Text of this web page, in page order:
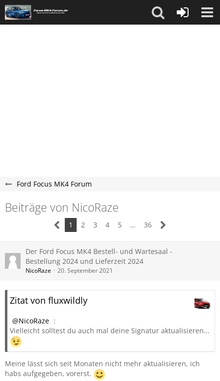
Ford Focus MK4 Forum
Beiträge von NicoRaze
1 2 3 4 5 … 36
Der Ford Focus MK4 Bestell- und Wartesaal -
Bestellung 2024 und Lieferzeit 2024
NicoRaze 20. September 2021
Zitat von fluxwildly
NicoRaze :
Vielleicht solltest du auch mal deine Signatur aktualisieren...
Meine lässt sich seit Monaten nicht mehr aktualisieren, ich
habs aufgegeben, vorerst.